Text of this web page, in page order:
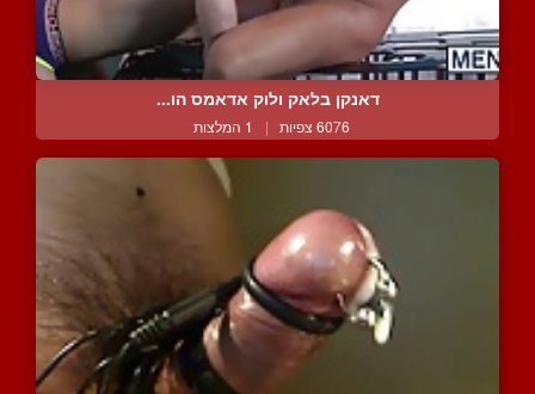
דאנקן בלאק ולוק אדאמס הו...
6076 צפיות | 1 המלצות